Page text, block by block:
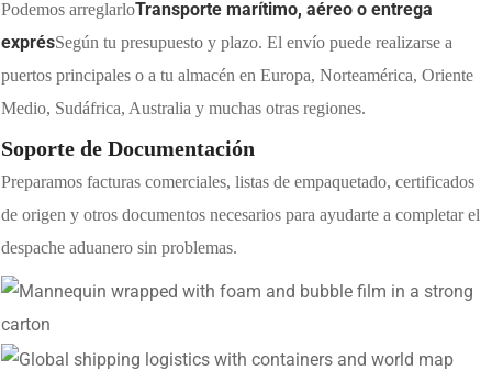
Podemos arreglarloTransporte marítimo, aéreo o entrega
exprésSegún tu presupuesto y plazo. El envío puede realizarse a
puertos principales o a tu almacén en Europa, Norteamérica, Oriente
Medio, Sudáfrica, Australia y muchas otras regiones.
Soporte de Documentación
Preparamos facturas comerciales, listas de empaquetado, certificados
de origen y otros documentos necesarios para ayudarte a completar el
despache aduanero sin problemas.